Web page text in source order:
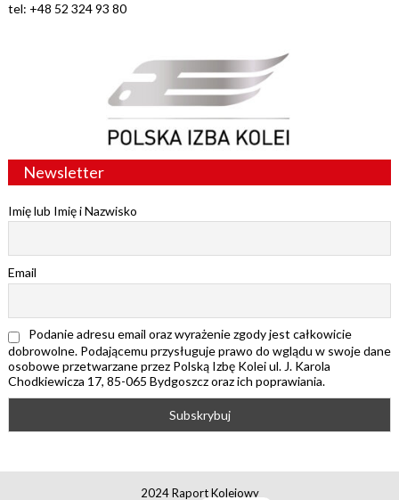
tel: +48 52 324 93 80
Newsletter
Imię lub Imię i Nazwisko
Email
Podanie adresu email oraz wyrażenie zgody jest całkowicie
dobrowolne. Podającemu przysługuje prawo do wglądu w swoje dane
osobowe przetwarzane przez Polską Izbę Kolei ul. J. Karola
Chodkiewicza 17, 85-065 Bydgoszcz oraz ich poprawiania.
2024 Raport Kolejowy